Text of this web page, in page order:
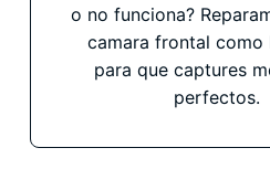
o no funciona?
camara frontal como
para que captures
perfectos.